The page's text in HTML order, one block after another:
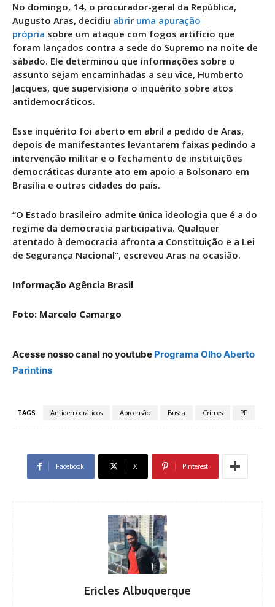
No domingo, 14, o procurador-geral da República,
Augusto Aras, decidiu abrir uma apuração
própria sobre um ataque com fogos artifício que
foram lançados contra a sede do Supremo na noite de
sábado. Ele determinou que informações sobre o
assunto sejam encaminhadas a seu vice, Humberto
Jacques, que supervisiona o inquérito sobre atos
antidemocráticos.
Esse inquérito foi aberto em abril a pedido de Aras,
depois de manifestantes levantarem faixas pedindo a
intervenção militar e o fechamento de instituições
democráticas durante ato em apoio a Bolsonaro em
Brasília e outras cidades do país.
“O Estado brasileiro admite única ideologia que é a do
regime da democracia participativa. Qualquer
atentado à democracia afronta a Constituição e a Lei
de Segurança Nacional”, escreveu Aras na ocasião.
Informação Agência Brasil
Foto: Marcelo Camargo
Acesse nosso canal no youtube Programa Olho Aberto
Parintins
TAGS Antidemocráticos Apreensão Busca Crimes PF
Facebook X Pinterest
Ericles Albuquerque